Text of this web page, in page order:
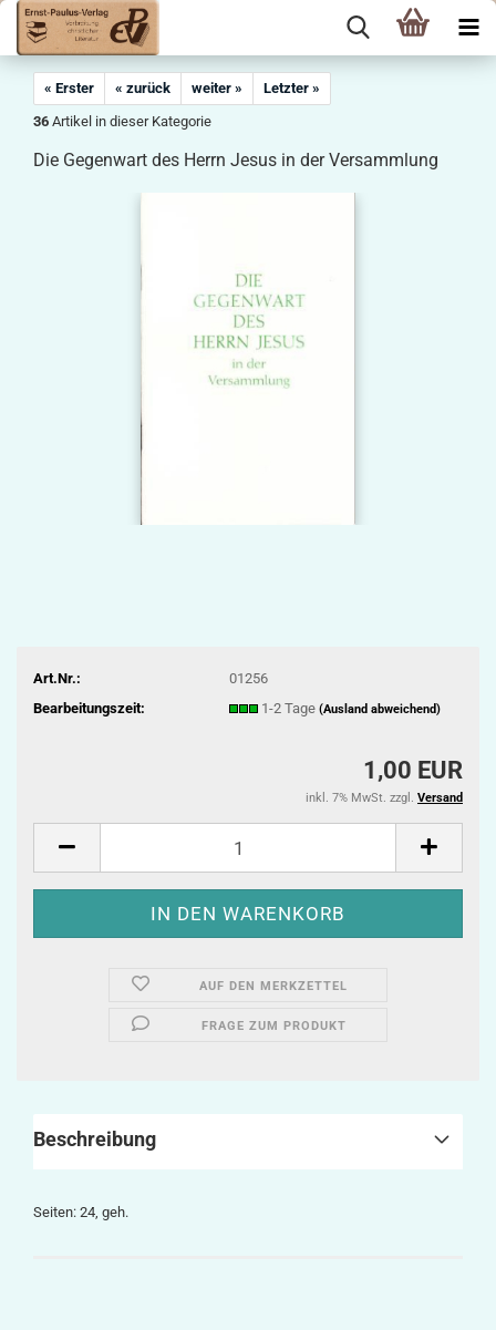
« Erster « zurück weiter »
Letzter »
36 Artikel in dieser Kategorie
Die Gegenwart des Herrn Jesus in der Versammlung
Art.Nr.:
01256
Bearbeitungszeit:
1-2 Tage (Ausland abweichend)
1,00 EUR
inkl. 7% MwSt. zzgl. Versand
AUF DEN MERKZETTEL
FRAGE ZUM PRODUKT
Beschreibung
Seiten: 24, geh.